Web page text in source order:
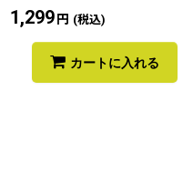
1,299円 (税込)
カートに入れる